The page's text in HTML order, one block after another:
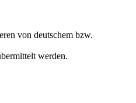
von deutschem bzw.
werden.